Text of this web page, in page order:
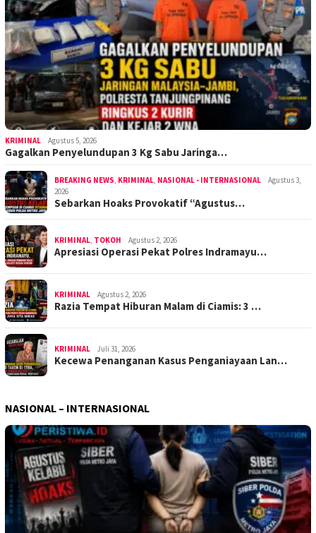
KRIMINAL Agustus 5, 2026
Gagalkan Penyelundupan 3 Kg Sabu Jaringa…
BREAKING NEWS KRIMINAL NASIONAL - INTERNASIONAL
Agustus 3,
2026
Sebarkan Hoaks Provokatif “Agustus…
KRIMINAL TOKOH Agustus 2, 2026
Apresiasi Operasi Pekat Polres Indramayu…
KRIMINAL Agustus 2, 2026
Razia Tempat Hiburan Malam di Ciamis: 3 …
KRIMINAL Juli 31, 2026
Kecewa Penanganan Kasus Penganiayaan Lan…
NASIONAL – INTERNASIONAL